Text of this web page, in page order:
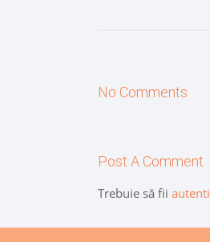
No Comments
Post A Comment
Trebuie să fii